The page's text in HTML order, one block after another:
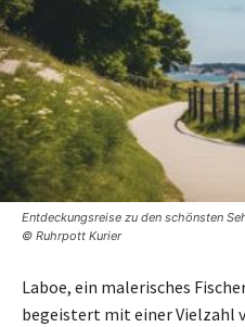
Entdeckungsreise zu den schönsten
© Ruhrpott Kurier
Laboe, ein malerisches
begeistert mit einer Vielzahl